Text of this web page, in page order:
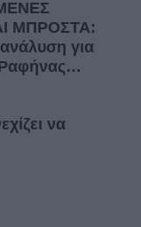
ΜΠΡΟΣΤΑ:
για
Ραφήνας…
να